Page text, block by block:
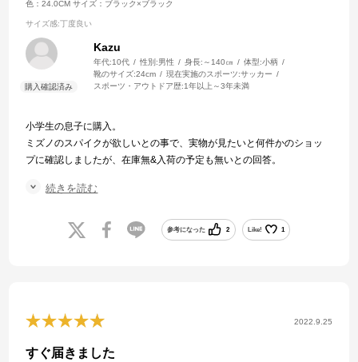
色：24.0CM サイズ：ブラック×ブラック
サイズ感:丁度良い
Kazu
年代:10代 性別:男性 身長: ～140㎝ 体型:小柄
靴のサイズ:24cm 現在実施のスポーツ:サッカー
スポーツ・アウトドア歴:1年以上～3年未満
小学生の息子に購入。
ミズノのスパイクが欲しいとの事で、実物が見たいと何件かのショッ
プに確認しましたが、在庫無&入荷の予定も無いとの回答。
ず、唯一ここにあり、即購入。
息子も喜んでいたので、購入できて良かったです。
続きを読む
参考になった 2 Like! 1
2022.9.25
すぐ届きました